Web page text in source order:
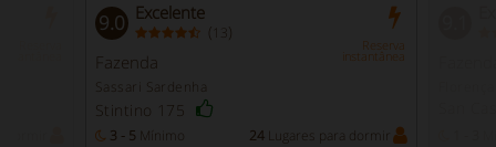
9.0 Excelente
( 13 )
Reserva
instantânea
Fazenda
Sassari Sardenha
Stintino 175
3 - 5 Mínimo 24 Lugares para dormir